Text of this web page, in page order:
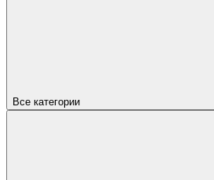
Все категории